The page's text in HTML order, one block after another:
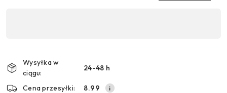
płatność
dostawa
Wysyłka w
ciągu:
24-48 h
Cena przesyłki: 8.99